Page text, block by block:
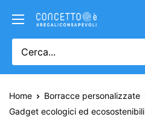
Home
Borracce personalizzate
Gadget ecologici ed ecosostenibili